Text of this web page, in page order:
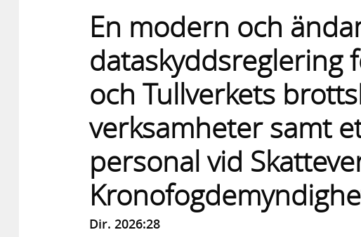
En modern och
dataskyddsreglering
och Tullverkets
verksamheter samt
personal vid
Dir. 2026:28